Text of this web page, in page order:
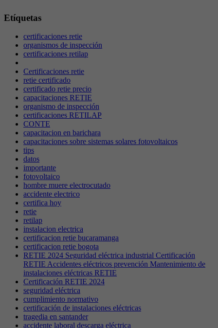
Etíquetas
certificaciones retie
organismos de inspección
certificaciones retilap
Certificaciones retie
retie certificado
certificado retie precio
capacitaciones RETIE
organismo de inspección
certificaciones RETILAP
CONTE
capacitacion en barichara
capacitaciones sobre sistemas solares fotovoltaicos
tips
datos
importante
fotovoltaico
hombre muere electrocutado
accidente electrico
certifica hoy
retie
retilap
instalacion electrica
certificacion retie bucaramanga
certificacion retie bogota
RETIE 2024 Seguridad eléctrica industrial Certificación
RETIE Accidentes eléctricos prevención Mantenimiento de
instalaciones eléctricas RETIE
Certificación RETIE 2024
seguridad eléctrica
cumplimiento normativo
certificación de instalaciones eléctricas
tragedia en santander
accidente laboral descarga eléctrica